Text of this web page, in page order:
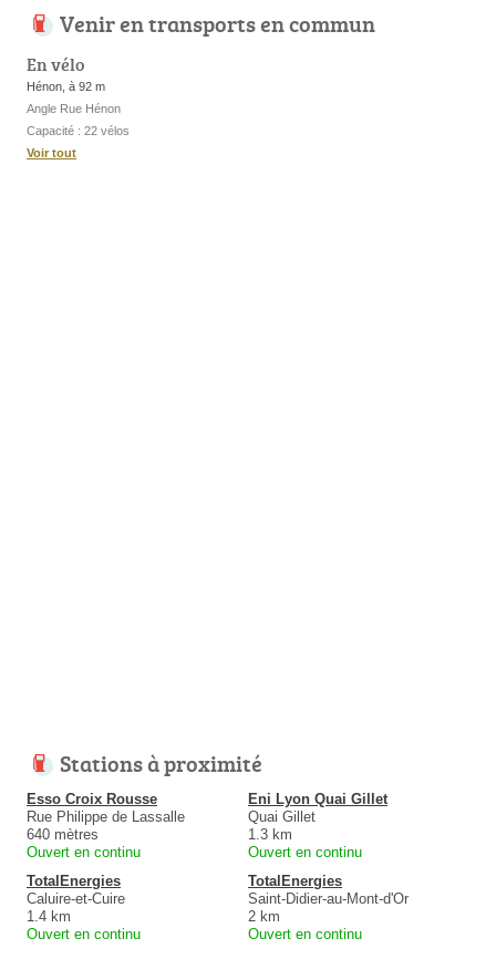
Venir en transports en commun
En vélo
Hénon, à 92 m
Angle Rue Hénon
Capacité : 22 vélos
Voir tout
Stations à proximité
Esso Croix Rousse
Rue Philippe de Lassalle
640 mètres
Ouvert en continu
Eni Lyon Quai Gillet
Quai Gillet
1.3 km
Ouvert en continu
TotalEnergies
Caluire-et-Cuire
1.4 km
Ouvert en continu
TotalEnergies
Saint-Didier-au-Mont-d'Or
2 km
Ouvert en continu